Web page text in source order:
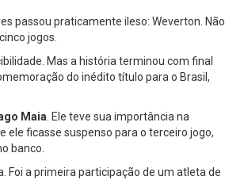
passou praticamente ileso: Weverton. Não
jogos.
Mas a história terminou com final
do inédito título para o Brasil,
Maia . Ele teve sua importância na
ele ficasse suspenso para o terceiro jogo,
banco.
Foi a primeira participação de um atleta de